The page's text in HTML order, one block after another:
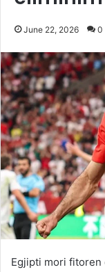
June 22, 2026 0
Egjipti mori fitoren